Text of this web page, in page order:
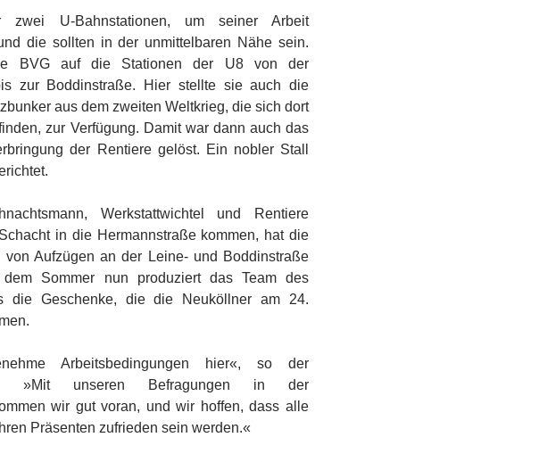
zwei U-Bahnstationen, um seiner Arbeit
die sollten in der unmittelbaren Nähe sein.
BVG auf die Stationen der U8 von der
zur Boddinstraße. Hier stellte sie auch die
aus dem zweiten Weltkrieg, die sich dort
zur Verfügung. Damit war dann auch das
der Rentiere gelöst. Ein nobler Stall
Werkstattwichtel und Rentiere
in die Hermannstraße kommen, hat die
von Aufzügen an der Leine- und Boddinstraße
dem Sommer nun produziert das Team des
die Geschenke, die die Neuköllner am 24.
Arbeitsbedingungen hier«, so der
»Mit unseren Befragungen in der
wir gut voran, und wir hoffen, dass alle
Präsenten zufrieden sein werden.«